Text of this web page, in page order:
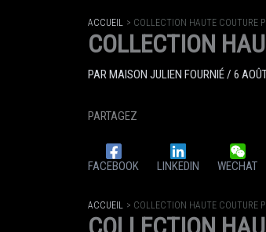
ACCUEIL COLLECTION HAUTE COUTURE
COLLECTION
PAR MAISON JULIEN FOURNIÉ/ 6
PARTAGEZ
FACEBOOK LINKEDIN WECHAT
ACCUEIL COLLECTION HAUTE COUTURE